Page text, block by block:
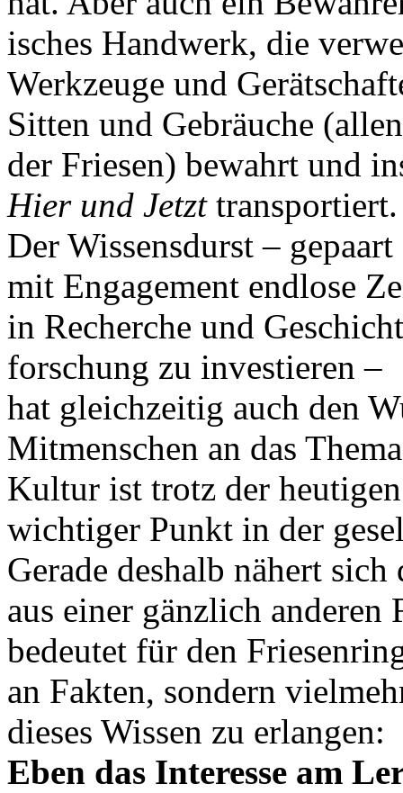
isches Handwerk, die
Werkzeuge und
Sitten und Gebräuche
der Friesen) bewahrt und
Hier und Jetzt transportiert.
Der Wissensdurst – gepaart
mit Engagement endlose
in Recherche und
forschung zu investieren –
hat gleichzeitig auch den
Mitmenschen an das
Kultur ist trotz der
wichtiger Punkt in der
Gerade deshalb nähert
aus einer gänzlich
bedeutet für den
an Fakten, sondern
dieses Wissen zu erlangen:
Eben das Interesse am